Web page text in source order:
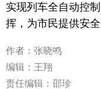
实现列车全自动控
挥，为市民提供安
作者：张晓鸣
编辑：王翔
责任编辑：邵珍